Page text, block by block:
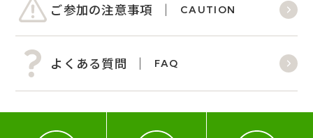
ご参加の注意事項 CAUTION
よくある質問 FAQ